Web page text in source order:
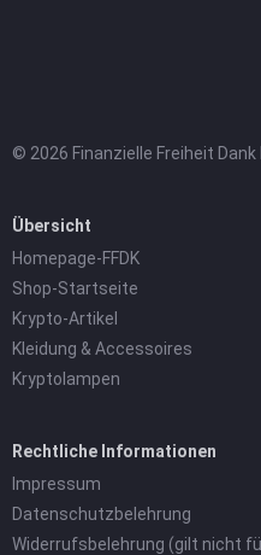
© 2026 Finanzielle Freiheit
Übersicht
Homepage-FFDK
Shop-Startseite
Krypto-Artikel
Kleidung & Accessoires
Kryptolampen
Rechtliche Informationen
Impressum
Datenschutzbelehrung
Widerrufsbelehrung (gilt nicht